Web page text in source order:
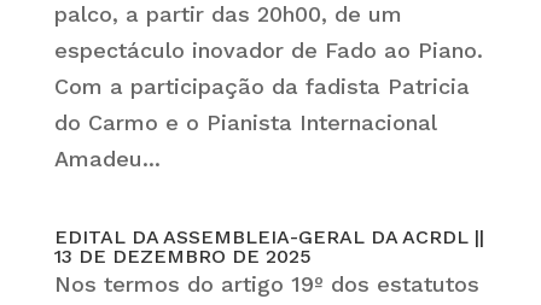
palco, a partir das 20h00, de um
espectáculo inovador de Fado ao Piano.
Com a participação da fadista Patricia
do Carmo e o Pianista Internacional
Amadeu...
EDITAL DA ASSEMBLEIA-GERAL DA ACRDL ||
13 DE DEZEMBRO DE 2025
Nos termos do artigo 19º dos estatutos